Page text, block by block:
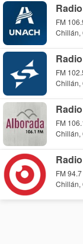
FM
Chillán,
FM
Chillán,
FM
Chillán,
FM 94.7
Chillán,